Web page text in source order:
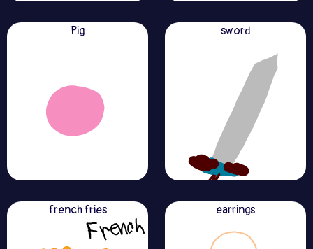
Pig sword
french fries earrings